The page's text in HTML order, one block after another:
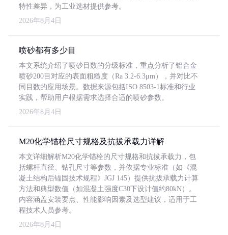
特性差异，为工业选材提供参考。
2026年8月4日
喷砂都有多少目
本文系统介绍了喷砂目数的分级标准，重点分析了铝合金
喷砂200目对应的表面粗糙度（Ra 3.2-6.3μm），并对比不
同目数的应用场景。数据来源包括ISO 8503-1标准和行业
实践，帮助用户根据需求选择合适的喷砂参数。
2026年8月4日
M20化学锚栓尺寸规格及抗拔承载力详解
本文详细解析M20化学锚栓的尺寸规格和抗拔承载力，包
括螺杆直径、钻孔尺寸等参数，并依据专业标准（如《混
凝土结构后锚固技术规程》JGJ 145）提供抗拔承载力计算
方法和典型数值（如混凝土强度C30下设计值约80kN）。
内容涵盖安装要点、性能影响因素及选型建议，适用于工
程技术人员参考。
2026年8月4日